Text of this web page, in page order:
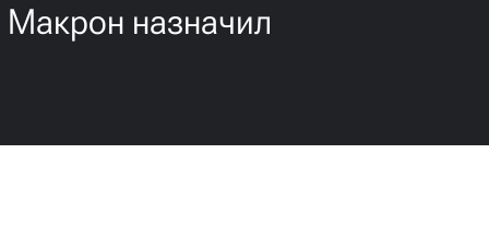
назначил